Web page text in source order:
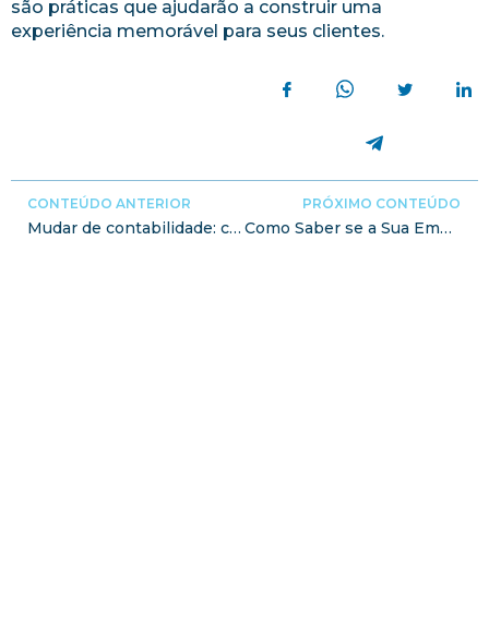
são práticas que ajudarão a construir uma
experiência memorável para seus clientes.
CONTEÚDO ANTERIOR
Mudar de contabilidade: como ter uma transição tranquila
PRÓXIMO CONTEÚDO
Como Saber se a Sua Empresa Está Financeiramente Saudável?